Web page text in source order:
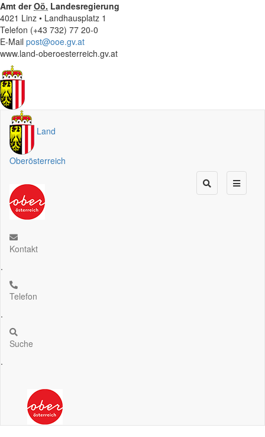
Amt derOö. Landesregierung
4021 Linz • Landhausplatz 1
Telefon (+43 732) 77 20-0
E-Mail post@ooe.gv.at
www.land-oberoesterreich.gv.at
Land
Oberösterreich
Kontakt
.
Telefon
.
Suche
.